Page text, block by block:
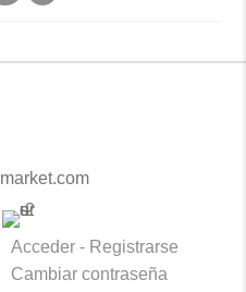
Acceder - Registrarse
Cambiar contraseña